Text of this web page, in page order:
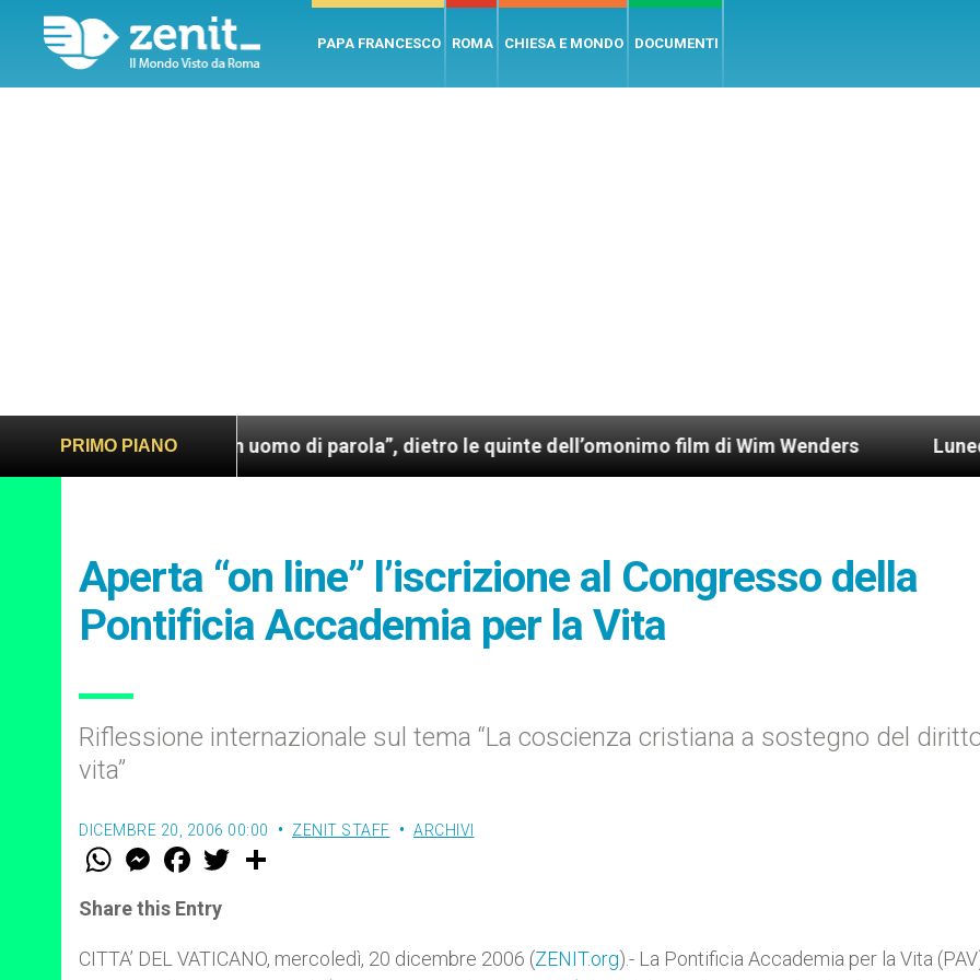
PAPA FRANCESCO ROMA CHIESA E MONDO DOCUMENTI
PRIMO PIANO
Francesco. Un uomo di parola”, dietro le quinte dell’omonimo film di Wim Wenders Lunedì 4
Aperta “on line” l’iscrizione al Congresso della
Pontificia Accademia per la Vita
Riflessione internazionale sul tema “La coscienza cristiana a sostegno del
vita”
DICEMBRE 20, 2006 00:00 ZENIT STAFF ARCHIVI
W
t
s
p
p
M
e
s
e
g
e
F
a
e
b
o
k
w
r
Share this Entry
CITTA’ DEL VATICANO, mercoledì, 20 dicembre 2006 (ZENIT.org).- La Pontificia Accademia per la Vita